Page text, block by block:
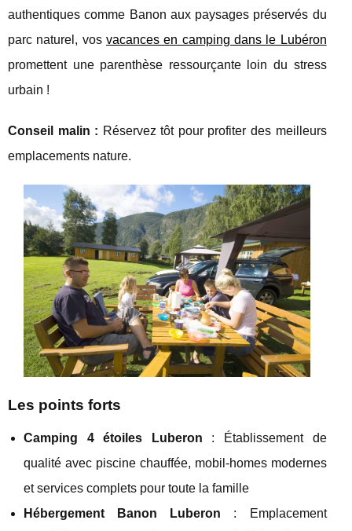
authentiques comme Banon aux paysages préservés du
parc naturel, vos vacances en camping dans le Lubéron
promettent une parenthèse ressourçante loin du stress
urbain !
Conseil malin : Réservez tôt pour profiter des meilleurs
emplacements nature.
Les points forts
Camping 4 étoiles Luberon : Établissement de
qualité avec piscine chauffée, mobil-homes modernes
et services complets pour toute la famille
Hébergement Banon Luberon : Emplacement